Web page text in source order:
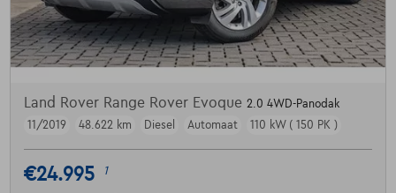
Land Rover Range Rover Evoque 2.0 4WD-Panodak
11/2019
48.622 km Diesel Automaat 110 kW ( 150 PK )
€24.995 1